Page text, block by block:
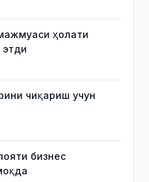
ҳолати
этди
чиқариш учун
бизнес